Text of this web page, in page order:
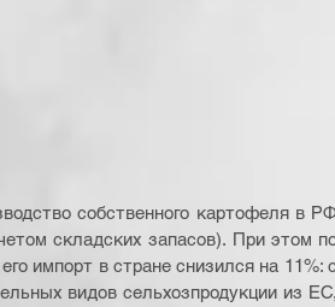
складских запасов). При этом
импорт в стране снизился на 11%: с
видов сельхозпродукции из ЕС,